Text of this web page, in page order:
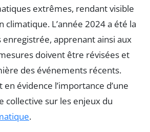
extrêmes, rendant visible
climatique. L’année 2024 a été la
enregistrée, apprenant ainsi aux
doivent être révisées et
des événements récents.
évidence l’importance d’une
collective sur les enjeux du
.